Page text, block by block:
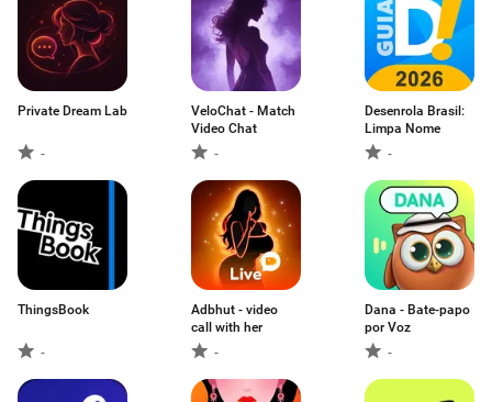
Private Dream Lab
-
VeloChat - Match
Video Chat
-
Desenrola Brasil:
Limpa Nome
-
ThingsBook
-
Adbhut - video
call with her
-
Dana - Bate-papo
por Voz
-